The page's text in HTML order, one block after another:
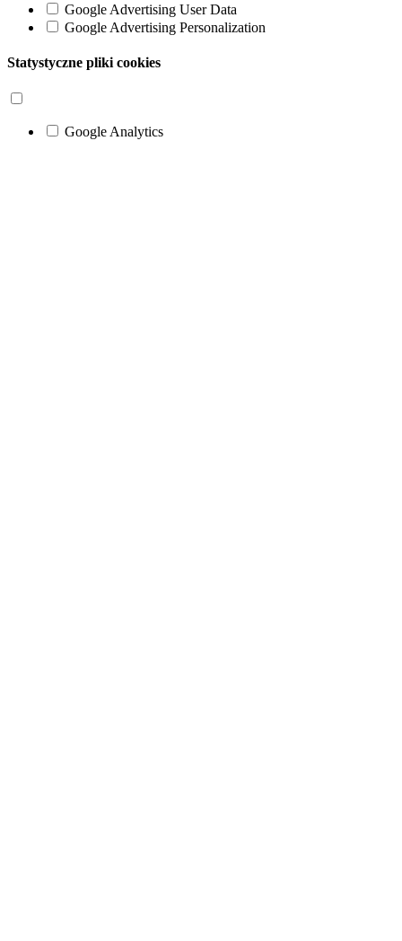
Google Advertising User Data
Google Advertising Personalization
Statystyczne pliki cookies
Google Analytics